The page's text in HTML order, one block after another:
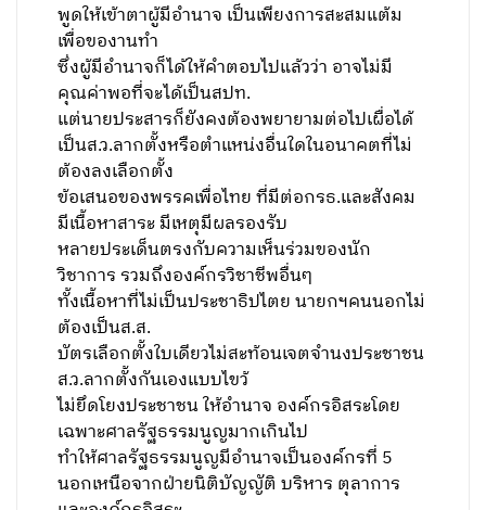
พูดให้เข้าตาผู้มีอำนาจ เป็นเพียงการสะสมแต้ม
เพื่อของานทำ
ซึ่งผู้มีอำนาจก็ได้ให้คำตอบไปแล้วว่า อาจไม่มี
คุณค่าพอที่จะได้เป็นสปท.
แต่นายประสารก็ยังคงต้องพยายามต่อไปเผื่อได้
เป็นส.ว.ลากตั้งหรือตำแหน่งอื่นใดในอนาคตที่ไม่
ต้องลงเลือกตั้ง
ข้อเสนอของพรรคเพื่อไทย ที่มีต่อกรธ.และสังคม
มีเนื้อหาสาระ มีเหตุมีผลรองรับ
หลายประเด็นตรงกับความเห็นร่วมของนัก
วิชาการ รวมถึงองค์กรวิชาชีพอื่นๆ
ทั้งเนื้อหาที่ไม่เป็นประชาธิปไตย นายกฯคนนอกไม่
ต้องเป็นส.ส.
บัตรเลือกตั้งใบเดียวไม่สะท้อนเจตจำนงประชาชน
ส.ว.ลากตั้งกันเองแบบไขว้
ไม่ยึดโยงประชาชน ให้อำนาจ องค์กรอิสระโดย
เฉพาะศาลรัฐธรรมนูญมากเกินไป
ทำให้ศาลรัฐธรรมนูญมีอำนาจเป็นองค์กรที่ 5
นอกเหนือจากฝ่ายนิติบัญญัติ บริหาร ตุลาการ